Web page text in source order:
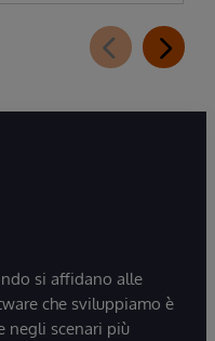
si affidano alle
che sviluppiamo è
negli scenari più